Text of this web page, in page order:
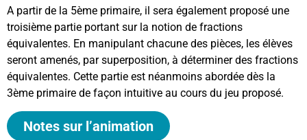
A partir de la 5ème primaire, il sera également proposé une
troisième partie portant sur la notion de fractions
équivalentes. En manipulant chacune des pièces, les élèves
seront amenés, par superposition, à déterminer des fractions
équivalentes. Cette partie est néanmoins abordée dès la
3ème primaire de façon intuitive au cours du jeu proposé.
Notes sur l’animation